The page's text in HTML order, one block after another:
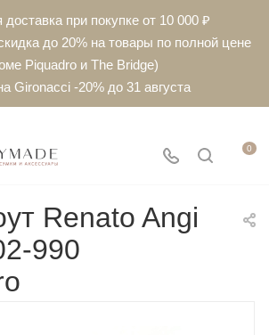
доставка при покупке от 10 000 ₽
до 20% на товары по полной цене
Piquadro и The Bridge)
Gironacci -20% до 31 августа
0
Renato Angi
990